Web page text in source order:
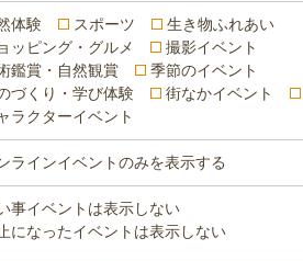
体験 スポーツ
生き物ふれあい
ッピング・グルメ
撮影イベント
鑑賞・自然観賞
季節のイベント
づくり・学び体験
街なかイベント
ラクターイベント
ラインイベントのみを表示する
事イベントは表示しない
になったイベントは表示しない